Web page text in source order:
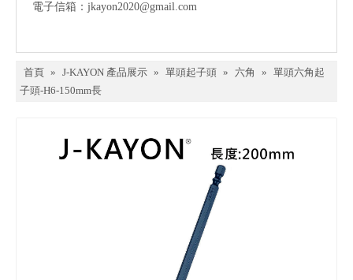
電子信箱： jkayon2020@gmail.com
首頁 » J-KAYON 產品展示 » 單頭起子頭 » 六角 » 單頭六角起
子頭-H6-150mm長